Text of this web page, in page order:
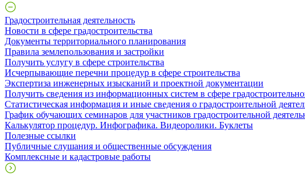
Градостроительная деятельность
Новости в сфере градостроительства
Документы территориального планирования
Правила землепользования и застройки
Получить услугу в сфере строительства
Исчерпывающие перечни процедур в сфере строительства
Экспертиза инженерных изысканий и проектной документации
Получить сведения из информационных систем в сфере
Статистическая информация и иные сведения о градостроительной
График обучающих семинаров для участников градостроительной
Калькулятор процедур. Инфографика. Видеоролики. Буклеты
Полезные ссылки
Публичные слушания и общественные обсуждения
Комплексные и кадастровые работы